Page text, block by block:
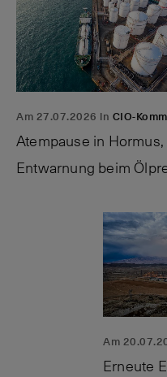
Am 27.07.2026 in CIO-
Atempause in
Entwarnung beim
Am
Erneute